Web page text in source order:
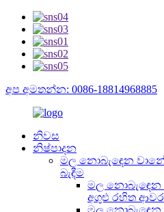
අප අමතන්න: 0086-18814968885
නිවස
නිෂ්පාදන
මල නොබැඳෙන
බැඳීම
මල නොබැඳෙන
අගුළු රහිත
මල නොබැඳෙන